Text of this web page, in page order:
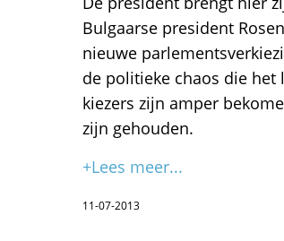
Bulgaarse president
nieuwe
de politieke chaos die het
kiezers zijn amper
zijn gehouden.
+Lees meer...
11-07-2013